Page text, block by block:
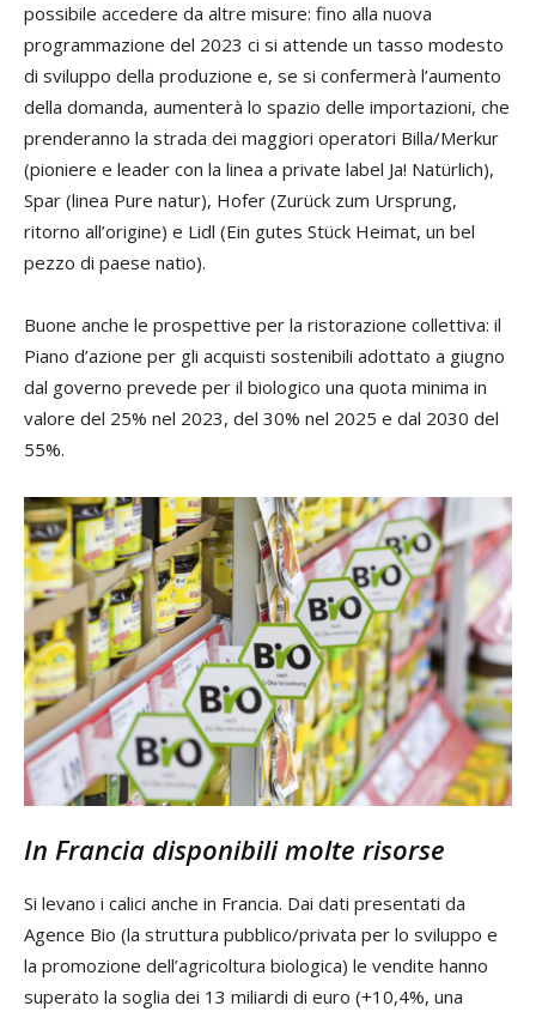
possibile accedere da altre misure: fino alla nuova
programmazione del 2023 ci si attende un tasso modesto
di sviluppo della produzione e, se si confermerà l’aumento
della domanda, aumenterà lo spazio delle importazioni, che
prenderanno la strada dei maggiori operatori Billa/Merkur
(pioniere e leader con la linea a private label Ja! Natürlich),
Spar (linea Pure natur), Hofer (Zurück zum Ursprung,
ritorno all’origine) e Lidl (Ein gutes Stück Heimat, un bel
pezzo di paese natio).
Buone anche le prospettive per la ristorazione collettiva: il
Piano d’azione per gli acquisti sostenibili adottato a giugno
dal governo prevede per il biologico una quota minima in
valore del 25% nel 2023, del 30% nel 2025 e dal 2030 del
55%.
In Francia disponibili molte risorse
Si levano i calici anche in Francia. Dai dati presentati da
Agence Bio (la struttura pubblico/privata per lo sviluppo e
la promozione dell’agricoltura biologica) le vendite hanno
superato la soglia dei 13 miliardi di euro (+10,4%, una